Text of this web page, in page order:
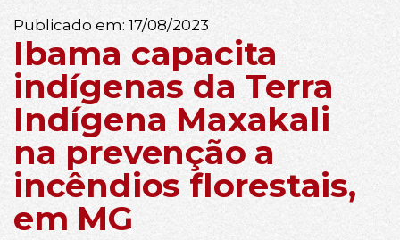
Publicado em: 17/08/2023
Ibama capacita
indígenas da Terra
Indígena Maxakali
na prevenção a
incêndios florestais,
em MG